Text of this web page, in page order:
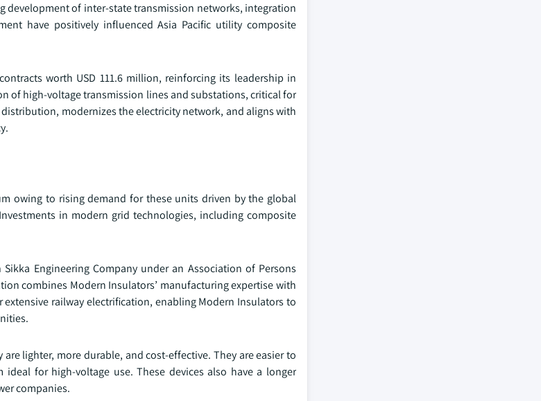
of inter-state transmission networks, integration
have positively influenced Asia Pacific utility composite
worth USD 111.6 million, reinforcing its leadership in
of high-voltage transmission lines and substations, critical for
modernizes the electricity network, and aligns with
owing to rising demand for these units driven by the global
in modern grid technologies, including composite
Engineering Company under an Association of Persons
combines Modern Insulators’ manufacturing expertise with
railway electrification, enabling Modern Insulators to
lighter, more durable, and cost-effective. They are easier to
for high-voltage use. These devices also have a longer
companies.